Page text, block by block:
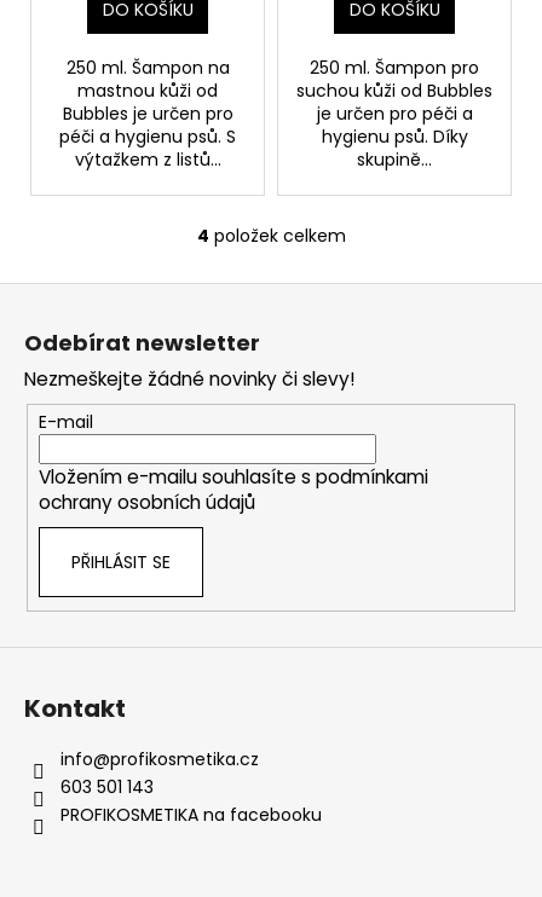
DO KOŠÍKU
250 ml. Šampon na
mastnou kůži od
Bubbles je určen pro
péči a hygienu psů. S
výtažkem z listů...
DO KOŠÍKU
250 ml. Šampon pro
suchou kůži od Bubbles
je určen pro péči a
hygienu psů. Díky
skupině...
O
v
a
c
í
p
r
ý
p
4 položek celkem
Odebírat newsletter
Nezmeškejte žádné novinky či slevy!
E-mail
Vložením e-mailu souhlasíte s podmínkami
ochrany osobních údajů
PŘIHLÁSIT SE
Kontakt
info@profikosmetika.cz
603 501 143
PROFIKOSMETIKA na facebooku